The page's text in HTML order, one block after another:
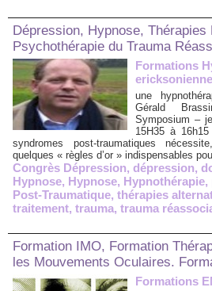
Dépression, Hypnose, Thérapies
Psychothérapie du Trauma
Formations
ericksonienne
une
Gérald
Symposium –
15H35 à
syndromes post-traumatiques
quelques « règles d’or » indispensables
Congrès Dépression, dépression,
Hypnose, Hypnose, Hypnothérapie,
Post-Traumatique, thérapies
traitement, trauma, trauma
Formation IMO, Formation
les Mouvements Oculaires.
Formations